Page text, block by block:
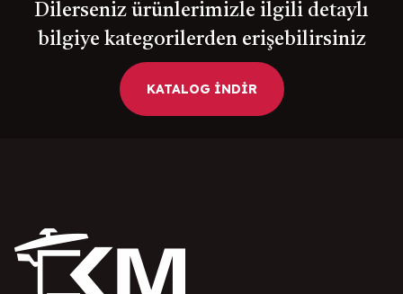
Dilerseniz ürünlerimizle ilgili detaylı
bilgiye kategorilerden erişebilirsiniz
KATALOG İNDİR